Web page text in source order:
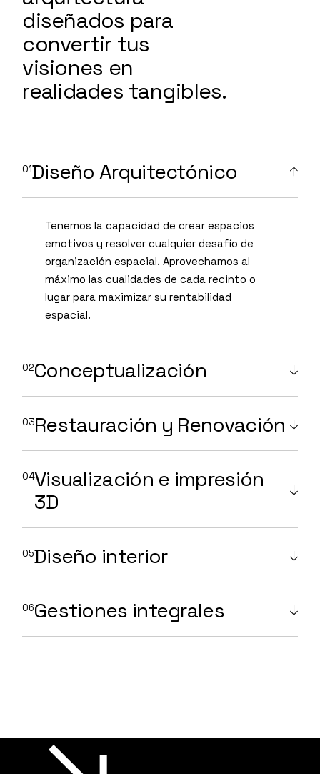
diseñados para
convertir tus
visiones en
realidades tangibles.
Diseño Arquitectónico
Tenemos la capacidad de crear espacios
emotivos y resolver cualquier desafío de
organización espacial. Aprovechamos al
máximo las cualidades de cada recinto o
lugar para maximizar su rentabilidad
espacial.
Conceptualización
Restauración y Renovación
Visualización e impresión
3D
Diseño interior
Gestiones integrales